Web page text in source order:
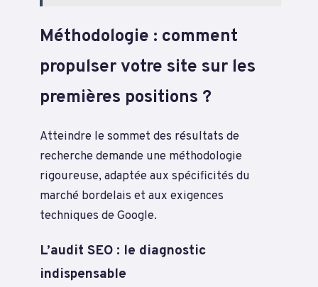
Méthodologie : comment
propulser votre site sur les
premières positions ?
Atteindre le sommet des résultats de
recherche demande une méthodologie
rigoureuse, adaptée aux spécificités du
marché bordelais et aux exigences
techniques de Google.
L’audit SEO : le diagnostic
indispensable